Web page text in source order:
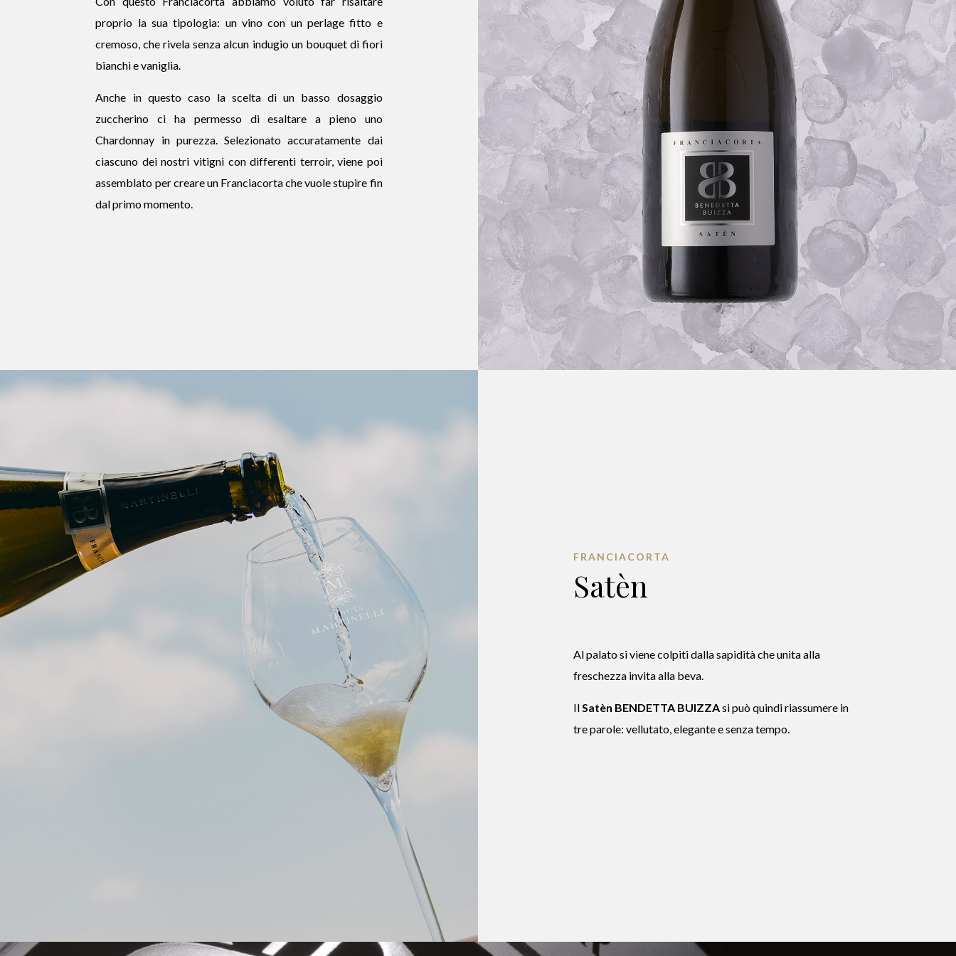
proprio la sua tipologia: un vino con un perlage fitto e
cremoso, che rivela senza alcun indugio un bouquet di fiori
bianchi e vaniglia.
Anche in questo caso la scelta di un basso dosaggio
zuccherino ci ha permesso di esaltare a pieno uno
Chardonnay in purezza. Selezionato accuratamente dai
ciascuno dei nostri vitigni con differenti terroir, viene poi
assemblato per creare un Franciacorta che vuole stupire fin
dal primo momento.
FRANCIACORTA
Satèn
Al palato si viene colpiti dalla sapidità che unita alla
freschezza invita alla beva.
IlSatèn BENDETTA BUIZZAsi può quindi riassumere in
tre parole: vellutato, elegante e senza tempo.